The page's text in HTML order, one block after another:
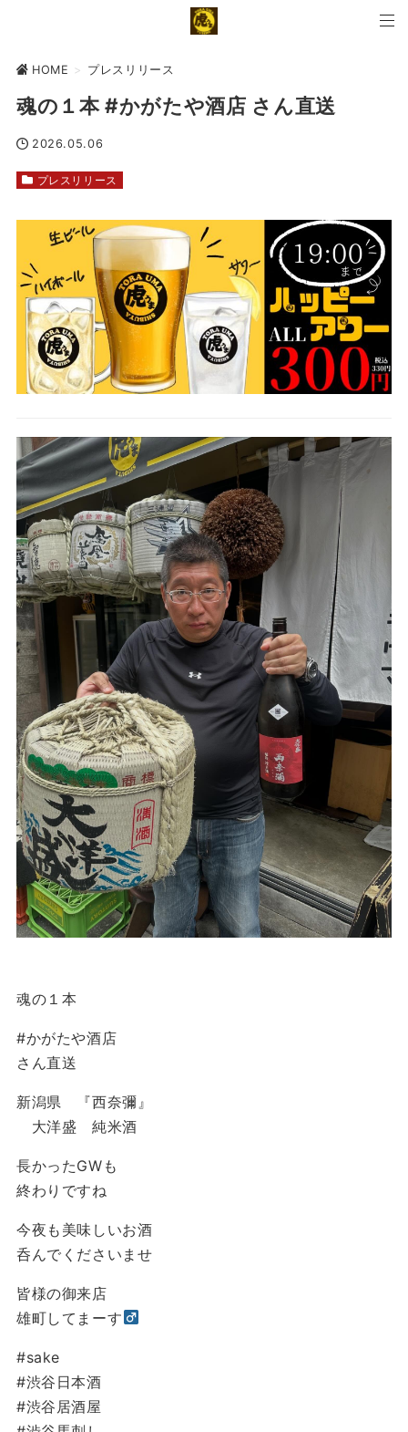
HOME > プレスリリース
魂の１本 #かがたや酒店 さん直送
2026.05.06
プレスリリース
魂の１本
#かがたや酒店
さん直送
新潟県 『西奈彌』
大洋盛 純米酒
長かったGWも
終わりですね
今夜も美味しいお酒
呑んでくださいませ
皆様の御来店
雄町してまーす‍
#sake
#渋谷日本酒
#渋谷居酒屋